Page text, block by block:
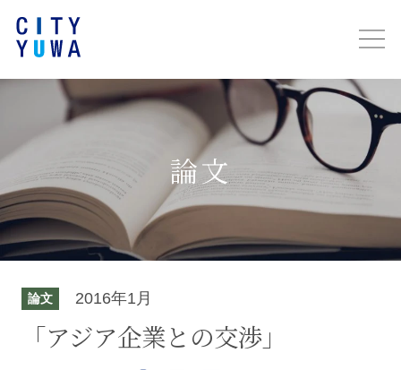
論文
論文 2016年1月
「アジア企業との交渉」